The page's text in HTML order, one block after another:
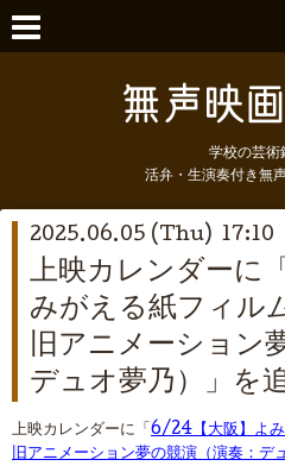
学校の芸術
活弁・生演奏付き無
2025.06.05 (Thu) 17:10
上映カレンダーに
みがえる紙フィル
旧アニメーション
デュオ夢乃）」を
上映カレンダーに「 6/24【大阪】よ
旧アニメーション夢の競演（演奏：デ